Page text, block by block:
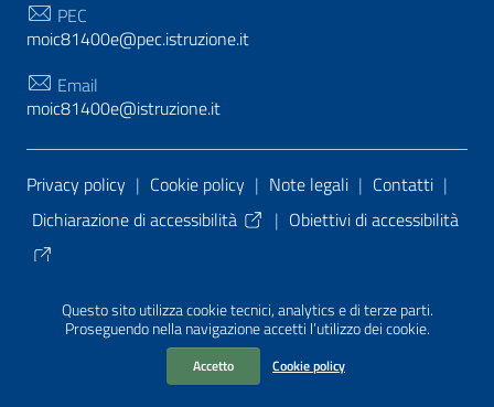
Questo sito utilizza cookie tecnici, analytics e di terze parti.
Proseguendo nella navigazione accetti l’utilizzo dei cookie.
Accetto Cookie policy
PEC
moic81400e@pec.istruzione.it
Email
moic81400e@istruzione.it
Sezione Link Utili
Privacy policy | Cookie policy | Note legali | Contatti |
Dichiarazione di accessibilità
| Obiettivi di accessibilità
PA di AgID
| Realizzato con WordPress
da